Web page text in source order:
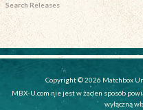
Search Releases
Copyright © 2026 Matchbox
MBX-U.com nie jest w żaden sposób
wyłączną